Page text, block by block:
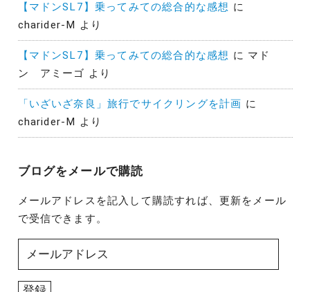
【マドンSL7】乗ってみての総合的な感想 に
charider-M
より
【マドンSL7】乗ってみての総合的な感想 に マド
ン アミーゴ より
「いざいざ奈良」旅行でサイクリングを計画 に
charider-M
より
ブログをメールで購読
メールアドレスを記入して購読すれば、更新をメール
で受信できます。
ル